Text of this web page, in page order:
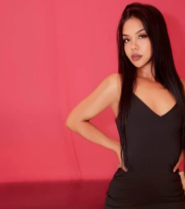
Masajistas en Tribunales.